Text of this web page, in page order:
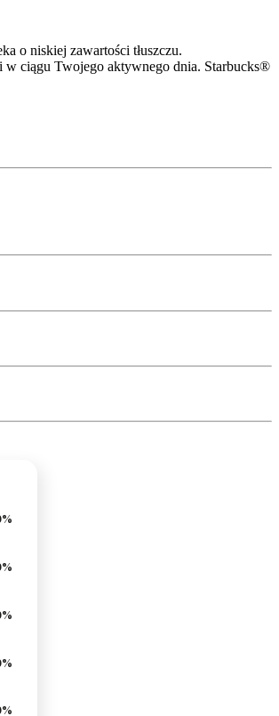
o niskiej zawartości tłuszczu.
w ciągu Twojego aktywnego dnia. Starbucks®